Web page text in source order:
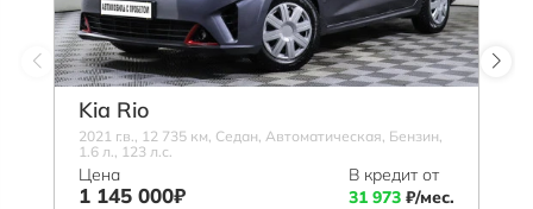
Kia Rio
2021 г.в., 12 735 км, Седан, Автоматическая, Бензин,
1.6 л., 123 л.с.
Цена
1 145 000₽
В кредит от
31 973 ₽/мес.